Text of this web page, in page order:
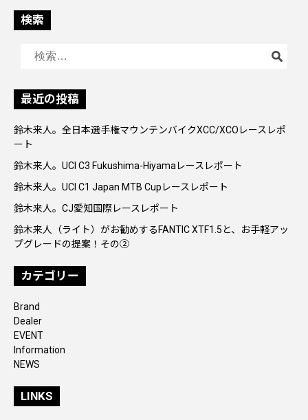
ビ
ゲ
シ
ョ
ン
検索
検
最近の投稿
鈴木来人。全日本選手権マウンテンバイクXCC/XCOレースレポ
ート
鈴木来人。UCI C3 Fukushima-Hiyamaレースレポート
鈴木来人。UCI C1 Japan MTB Cupレースレポート
鈴木来人。CJ愛知国際レースレポート
鈴木来人（ライト）がお勧めするFANTIC XTF1.5と、お手軽アッ
プグレードの提案！その②
カテゴリー
Brand
Dealer
EVENT
Information
NEWS
LINKS